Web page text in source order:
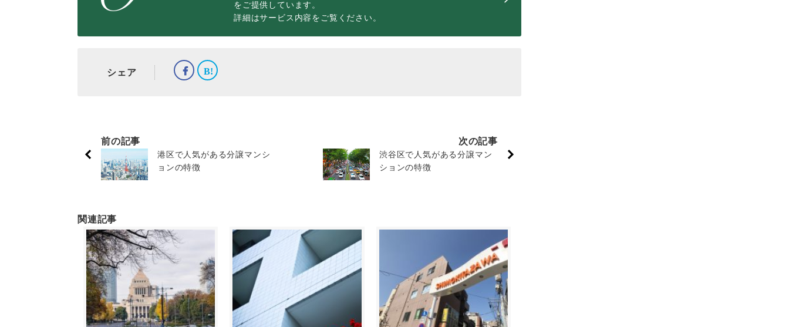
をご提供しています。
詳細はサービス内容をご覧ください。
シェア
前の記事
港区で人気がある分譲マンシ
ョンの特徴
次の記事
渋谷区で人気がある分譲マン
ションの特徴
関連記事